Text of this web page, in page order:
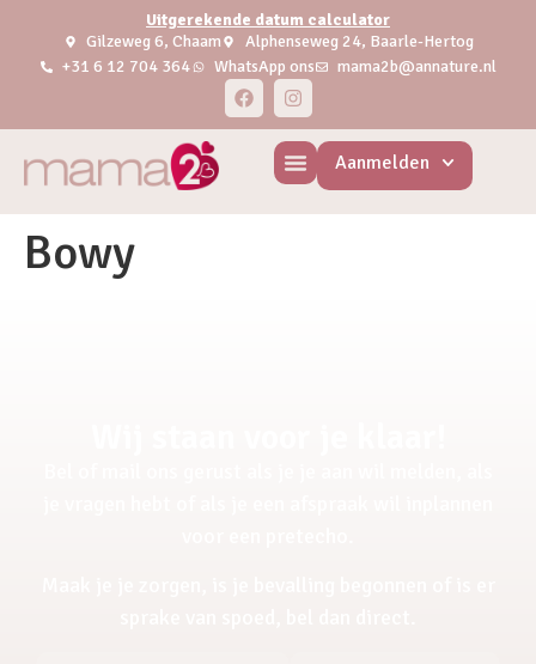
Uitgerekende datum calculator
Gilzeweg 6, Chaam
Alphenseweg 24, Baarle-Hertog
+31 6 12 704 364
WhatsApp ons mama2b@annature.nl
Aanmelden
Bowy